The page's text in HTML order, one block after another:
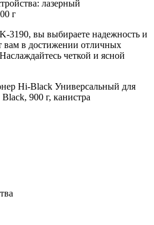
лазерный
г
3190, вы выбираете надежность и
вам в достижении отличных
четкой и ясной
Hi-Black Универсальный для
900 г, канистра